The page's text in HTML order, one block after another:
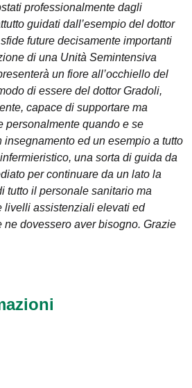
professionalmente dagli
guidati dall’esempio del dottor
future decisamente importanti
di una Unità Semintensiva
un fiore all’occhiello del
di essere del dottor Gradoli,
capace di supportare ma
personalmente quando e se
ed un esempio a tutto
una sorta di guida da
per continuare da un lato la
tutto il personale sanitario ma
livelli assistenziali elevati ed
dovessero aver bisogno. Grazie